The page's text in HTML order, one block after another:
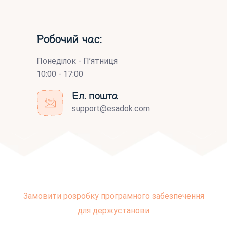
Робочий час:
Понеділок - П’ятниця
10:00 - 17:00
Ел. пошта
support@esadok.com
Замовити розробку програмного забезпечення
для держустанови